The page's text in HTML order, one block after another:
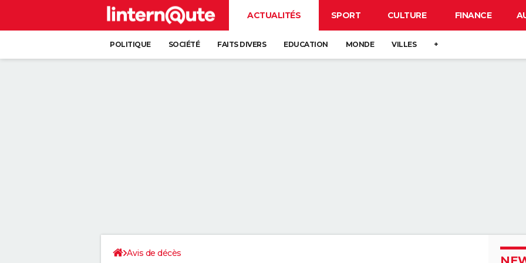
ACTUALITÉS SPORT CULTURE FINANCE
POLITIQUE SOCIÉTÉ FAITS DIVERS EDUCATION MONDE VILLES +
Avis de décès